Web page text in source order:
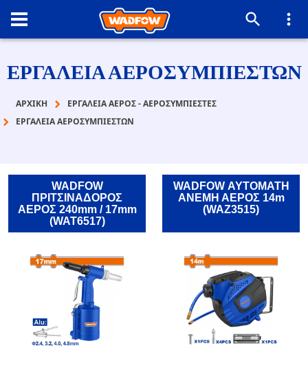
ΕΡΓΑΛΕΙΑ ΑΕΡΟΣΥΜΠΙΕΣΤΩΝ
ΑΡΧΙΚΉ
ΕΡΓΑΛΕΙΑ ΑΕΡΟΣ - ΑΕΡΟΣΥΜΠΙΕΣΤΕΣ
ΕΡΓΑΛΕΙΑ ΑΕΡΟΣΥΜΠΙΕΣΤΩΝ
WADFOW
ΠΡΙΤΣΙΝΑΔΟΡΟΣ
ΑΕΡΟΣ 240mm / 17mm
(WAT6517)
WADFOW ΑΥΤΟΜΑΤΗ
ΑΝΕΜΗ ΑΕΡΟΣ 14m
(WAZ3515)